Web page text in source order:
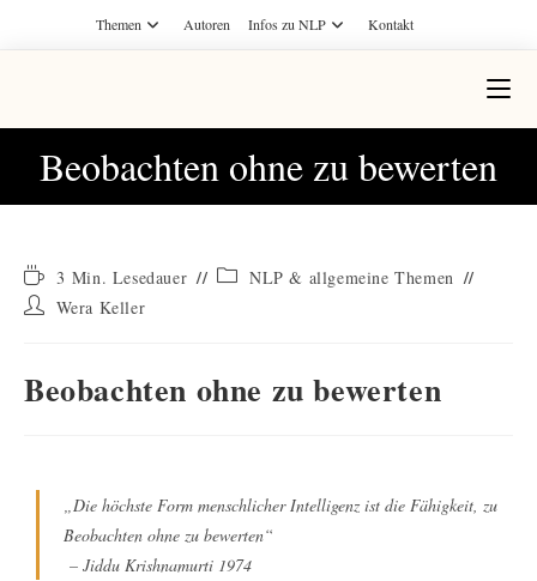
Themen Autoren Infos zu NLP Kontakt
Beobachten ohne zu bewerten
3 Min. Lesedauer
NLP & allgemeine Themen
Wera Keller
Beobachten ohne zu bewerten
„Die höchste Form menschlicher Intelligenz ist die Fähigkeit, zu
Beobachten ohne zu bewerten“
– Jiddu Krishnamurti 1974